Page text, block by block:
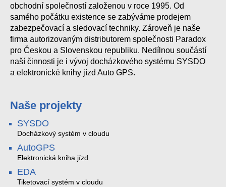
obchodní společností založenou v roce 1995. Od
samého počátku existence se zabýváme prodejem
zabezpečovací a sledovací techniky. Zároveň je naše
firma autorizovaným distributorem společnosti Paradox
pro Českou a Slovenskou republiku. Nedílnou součástí
naší činnosti je i vývoj docházkového systému SYSDO
a elektronické knihy jízd Auto GPS.
Naše projekty
SYSDO
Docházkový systém v cloudu
AutoGPS
Elektronická kniha jízd
EDA
Tiketovací systém v cloudu